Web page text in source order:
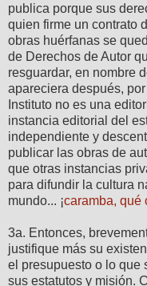
publica porque sus
quien firme un contrato
obras huérfanas se
de Derechos de Autor
resguardar, en nombre
apareciera después,
Instituto no es una
instancia editorial del
independiente y
publicar las obras de
que otras instancias
para difundir la cultura
mundo... ¡caramba, qué
3a. Entonces,
justifique más su
el presupuesto o lo que
sus estatutos y misión.